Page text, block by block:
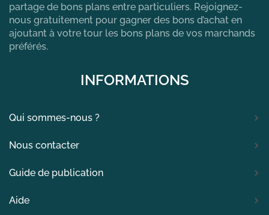
partage de bons plans entre particuliers. Rejoignez-
nous gratuitement pour gagner des bons d’achat en
ajoutant à votre tour les bons plans de vos marchands
préférés.
INFORMATIONS
Qui sommes-nous ?
Nous contacter
Guide de publication
Aide